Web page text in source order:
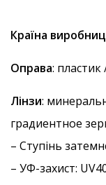
Країна
Оправа:
Лінзи:
градиентное
– Ступінь
– УФ-захист: